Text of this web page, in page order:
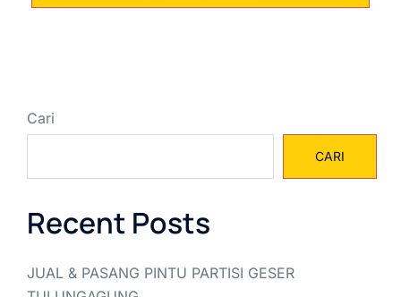
Cari
CARI
Recent Posts
JUAL & PASANG PINTU PARTISI GESER